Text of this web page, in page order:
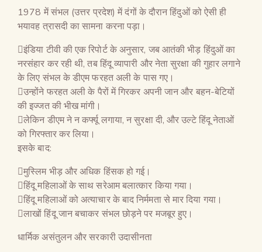
1978 में संभल (उत्तर प्रदेश) में दंगों के दौरान हिंदुओं को ऐसी ही
भयावह त्रासदी का सामना करना पड़ा।
इंडिया टीवी की एक रिपोर्ट के अनुसार, जब आतंकी भीड़ हिंदुओं का
नरसंहार कर रही थी, तब हिंदू व्यापारी और नेता सुरक्षा की गुहार लगाने
के लिए संभल के डीएम फरहत अली के पास गए।
उन्होंने फरहत अली के पैरों में गिरकर अपनी जान और बहन-बेटियों
की इज्जत की भीख मांगी।
लेकिन डीएम ने न कर्फ्यू लगाया, न सुरक्षा दी, और उल्टे हिंदू नेताओं
को गिरफ्तार कर लिया।
इसके बाद:
मुस्लिम भीड़ और अधिक हिंसक हो गई।
हिंदू महिलाओं के साथ सरेआम बलात्कार किया गया।
हिंदू महिलाओं को अत्याचार के बाद निर्ममता से मार दिया गया।
लाखों हिंदू जान बचाकर संभल छोड़ने पर मजबूर हुए।
धार्मिक असंतुलन और सरकारी उदासीनता